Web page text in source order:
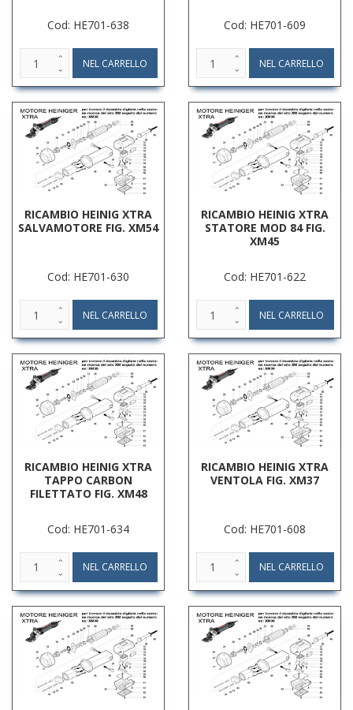
Cod: HE701-638 Cod: HE701-609
RICAMBIO HEINIG XTRA
SALVAMOTORE FIG. XM54
Cod: HE701-630
RICAMBIO HEINIG XTRA
STATORE MOD 84 FIG.
XM45
Cod: HE701-622
RICAMBIO HEINIG XTRA
TAPPO CARBON
FILETTATO FIG. XM48
Cod: HE701-634
RICAMBIO HEINIG XTRA
VENTOLA FIG. XM37
Cod: HE701-608